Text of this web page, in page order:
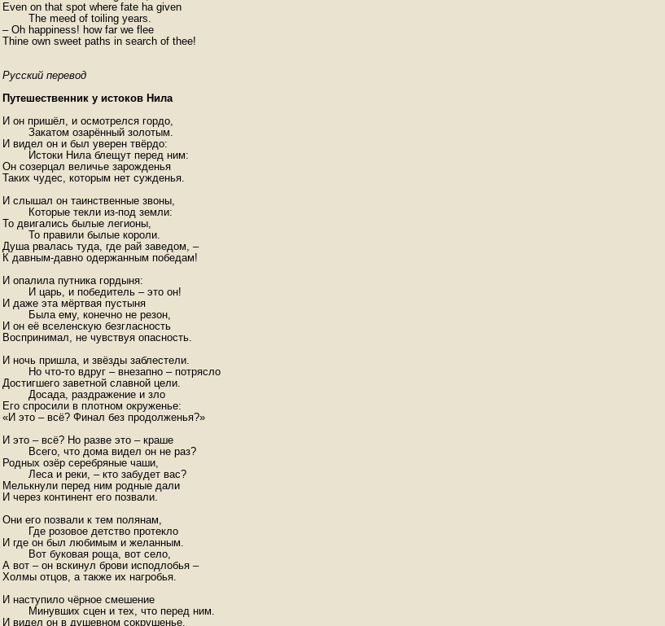
Even on that spot where fate ha given
– Oh happiness! how far we flee
Русский перевод
Путешественник у истоков Нила
И он пришёл, и осмотрелся гордо,
И видел он и был уверен твёрдо:
Он созерцал величье зарожденья
Таких чудес, которым нет сужденья.
И слышал он таинственные звоны,
То двигались былые легионы,
Душа рвалась туда, где рай заведом, –
К давным-давно одержанным победам!
И опалила путника гордыня:
И даже эта мёртвая пустыня
И он её вселенскую безгласность
Воспринимал, не чувствуя опасность.
И ночь пришла, и звёзды заблестели.
Достигшего заветной славной цели.
Его спросили в плотном окруженье:
«И это – всё? Финал без продолженья?»
И это – всё? Но разве это – краше
Родных озёр серебряные чаши,
Мелькнули перед ним родные дали
И через континент его позвали.
Они его позвали к тем полянам,
И где он был любимым и желанным.
А вот – он вскинул брови исподлобья –
Холмы отцов, а также их нагробья.
И наступило чёрное смешение
И видел он в душевном сокрушенье,